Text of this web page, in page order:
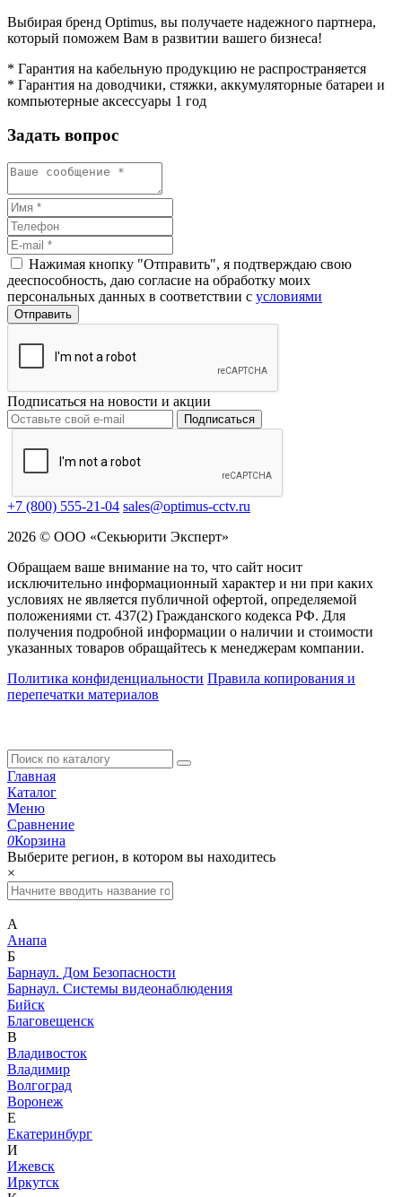
Выбирая бренд Optimus, вы получаете надежного партнера,
который поможем Вам в развитии вашего бизнеса!
* Гарантия на кабельную продукцию не распространяется
* Гарантия на доводчики, стяжки, аккумуляторные батареи и
компьютерные аксессуары 1 год
Задать вопрос
Нажимая кнопку "Отправить", я подтверждаю свою
дееспособность, даю согласие на обработку моих
персональных данных в соответствии с условиями
Подписаться на новости и акции
Подписаться
+7 (800) 555-21-04 sales@optimus-cctv.ru
2026 © ООО «Секьюрити Эксперт»
Обращаем ваше внимание на то, что сайт носит
исключительно информационный характер и ни при каких
условиях не является публичной офертой, определяемой
положениями ст. 437(2) Гражданского кодекса РФ. Для
получения подробной информации о наличии и стоимости
указанных товаров обращайтесь к менеджерам компании.
Политика конфиденциальности Правила копирования и
перепечатки материалов
Главная
Каталог
Меню
Сравнение
0Корзина
Выберите регион, в котором вы находитесь
×
А
Анапа
Б
Барнаул. Дом Безопасности
Барнаул. Системы видеонаблюдения
Бийск
Благовещенск
В
Владивосток
Владимир
Волгоград
Воронеж
Е
Екатеринбург
И
Ижевск
Иркутск